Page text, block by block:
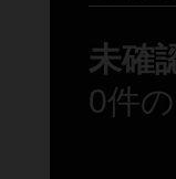
未確
0件